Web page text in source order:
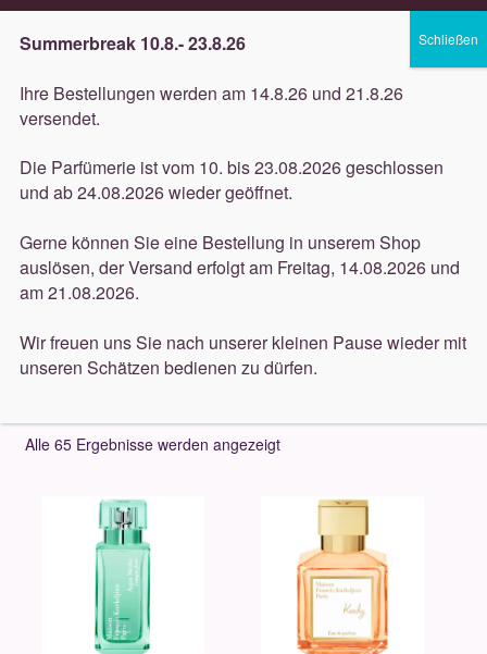
Lieferung innerhalb 3 Werktagen
Navigation
springen
Inhalt
springen
Düfte
öffnen
öffnen
Dekorative
Accessoires
öffnen
Neuigkeiten
Start Düfte Maison Francis Kurkdjian
Maison Francis
Kurkdjian
Alle 65 Ergebnisse werden angezeigt
Summerbreak 10.8.- 23.8.26
Ihre Bestellungen werden am 14.8.26 und 21.8.26
versendet.
Die Parfümerie ist vom 10. bis 23.08.2026 geschlossen
und ab 24.08.2026 wieder geöffnet.
Gerne können Sie eine Bestellung in unserem Shop
auslösen, der Versand erfolgt am Freitag, 14.08.2026 und
am 21.08.2026.
Wir freuen uns Sie nach unserer kleinen Pause wieder mit
unseren Schätzen bedienen zu dürfen.